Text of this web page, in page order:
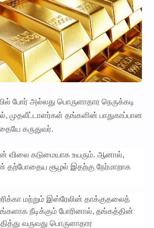
போர் அல்லது பொருளாதார நெருக்கடி
முதலீட்டாளர்கள் தங்களின் பாதுகாப்பான
கருதுவர்.
விலை கடுமையாக உயரும். ஆனால்,
சூழல் இதற்கு நேர்மாறாக
மற்றும் இஸ்ரேலின் தாக்குதலைத்
நீடிக்கும் போரினால், தங்கத்தின்
வருவது பொருளாதார